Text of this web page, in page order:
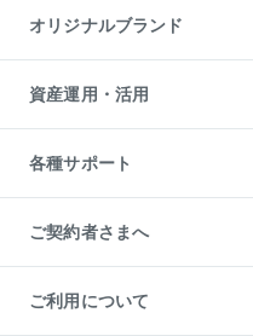
アパート経営
収益物件
ビル購入（ビル一棟）
投資用不動産の売却査定
事業用不動産の売却査定
マンションライブラリー
人気マンションランキング
暮らしに役立つ不動産メディア
不動産相場・不動産価格情報
不動産コラム・ニュース
不動産用語集
不動産なんでもネット相談室
住まいの税金
オリジナルブランド
一棟リノベーションマンション
L`GENTE（ルジェンテ）
区分リノベーションマンション
投資用一棟レジデンスWELL
不動産小口投資
LEGACIA（レガシア）
資産運用・活用
不動産M&A
アセットマネジメント・出資
各種サポート
相続サポート
リフォームサポート
ご契約者さまへ
ご紹介・再契約特典
入居者様専用-各種ご案内（賃貸）
ご利用について